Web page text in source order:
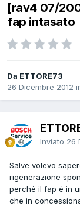
[rav4 07/
fap intasato
Da ETTORE73
26 Dicembre 2012
Inviato 26
Salve volevo
rigenerazione
perchè il fap è in
che in